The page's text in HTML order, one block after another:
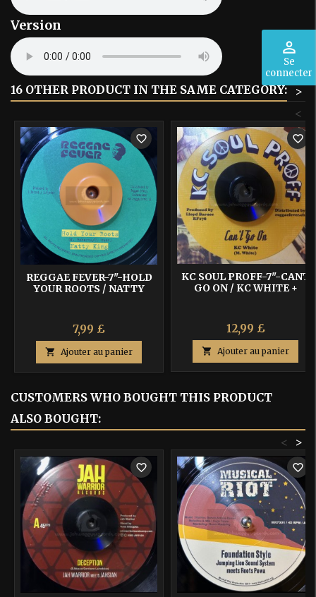
perm_identity
Se
connecter
Version
16 OTHER PRODUCT IN THE SAME CATEGORY:
>
<
REGGAE FEVER-7"-HOLD
YOUR ROOTS / NATTY
7,99 £
 Ajouter au panier
favorite_border
KC SOUL PROFF-7"-CANT
GO ON / KC WHITE +
12,99 £
 Ajouter au panier
favorite_border
CUSTOMERS WHO BOUGHT THIS PRODUCT
ALSO BOUGHT:
>
<
favorite_border favorite_border